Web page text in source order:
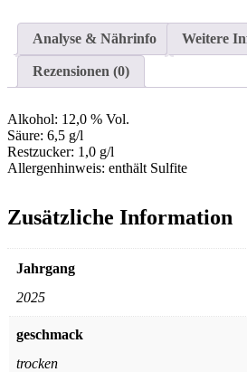
Analyse & Nährinfo Weitere
Rezensionen (0)
Alkohol: 12,0 % Vol.
Säure: 6,5 g/l
Restzucker: 1,0 g/l
Allergenhinweis: enthält Sulfite
Zusätzliche Information
Jahrgang
2025
geschmack
trocken